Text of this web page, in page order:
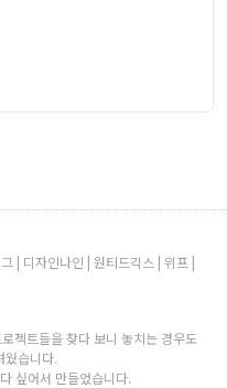
| 디자인나인 | 원티드긱스 | 위프 |
젝트들을 찾다 보니 놓치는 경우도
웠습니다.
싶어서 만들었습니다.